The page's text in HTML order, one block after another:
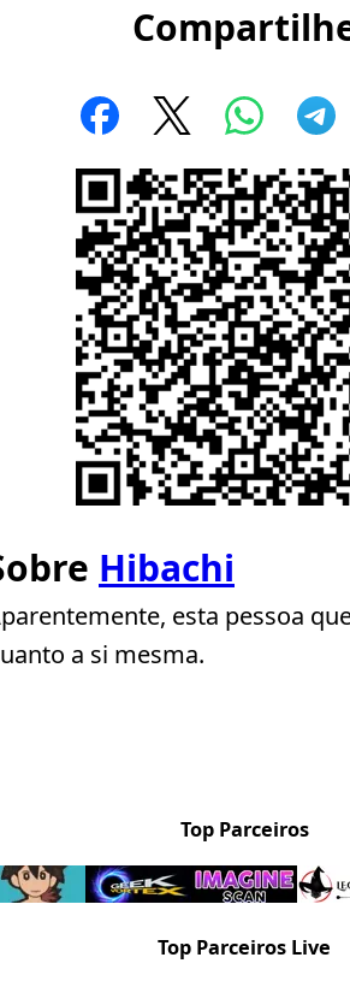
Hibachi
esta pessoa
a si mesma.
Top Parceiros
Top Parceiros Live